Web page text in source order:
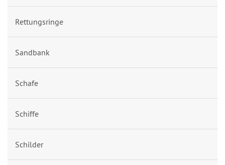
Rettungsringe
Sandbank
Schafe
Schiffe
Schilder